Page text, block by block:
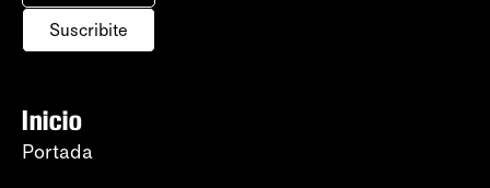
Suscribite
Inicio
Portada